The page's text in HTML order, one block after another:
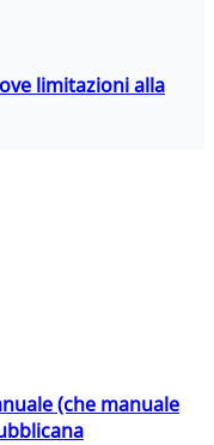
limitazioni alla
(che manuale